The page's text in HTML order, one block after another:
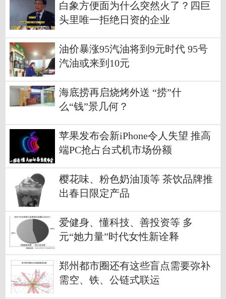
白象方便面为什么突然火了？四巨
头里唯一拒绝日资的企业
油价暴涨95汽油将到9元时代 95号
汽油或来到10元
海底捞再启烧烤外送 “捞”什
么“钱”景几何？
苹果发布会新iPhone令人失望 推高
端PC抢占台式机市场份额
樱花味、粉色奶油顶等 茶饮品牌推
出春日限定产品
爱健身、懂科技、善投资等 多
元“她力量”时代女性新诠释
郑州都市圈还有这些盲点需要弥补
需空、铁、公链式联运